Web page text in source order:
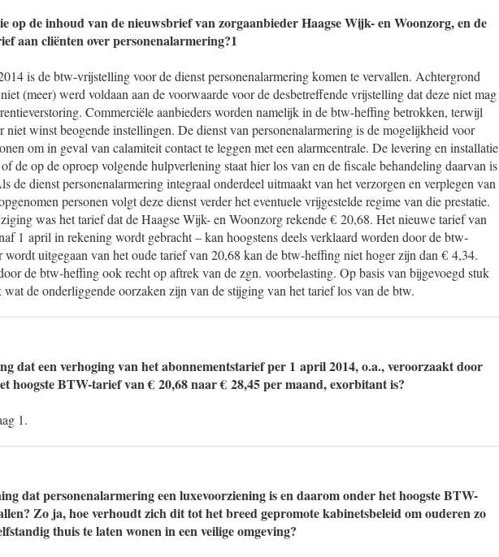
op de inhoud van de nieuwsbrief van zorgaanbieder Haagse Wijk- en Woonzorg, en de
aan cliënten over personenalarmering?1
is de btw-vrijstelling voor de dienst personenalarmering komen te vervallen. Achtergrond
(meer) werd voldaan aan de voorwaarde voor de desbetreffende vrijstelling dat deze niet mag
Commerciële aanbieders worden namelijk in de btw-heffing betrokken, terwijl
niet winst beogende instellingen. De dienst van personenalarmering is de mogelijkheid voor
om in geval van calamiteit contact te leggen met een alarmcentrale. De levering en installatie
de op de oproep volgende hulpverlening staat hier los van en de fiscale behandeling daarvan is
de dienst personenalarmering integraal onderdeel uitmaakt van het verzorgen en verplegen van
personen volgt deze dienst verder het eventuele vrijgestelde regime van die prestatie.
was het tarief dat de Haagse Wijk- en Woonzorg rekende € 20,68. Het nieuwe tarief van
1 april in rekening wordt gebracht – kan hoogstens deels verklaard worden door de btw-
wordt uitgegaan van het oude tarief van 20,68 kan de btw-heffing niet hoger zijn dan € 4,34.
de btw-heffing ook recht op aftrek van de zgn. voorbelasting. Op basis van bijgevoegd stuk
de onderliggende oorzaken zijn van de stijging van het tarief los van de btw.
dat een verhoging van het abonnementstarief per 1 april 2014, o.a., veroorzaakt door
hoogste BTW-tarief van € 20,68 naar € 28,45 per maand, exorbitant is?
1.
dat personenalarmering een luxevoorziening is en daarom onder het hoogste BTW-
Zo ja, hoe verhoudt zich dit tot het breed gepromote kabinetsbeleid om ouderen zo
thuis te laten wonen in een veilige omgeving?